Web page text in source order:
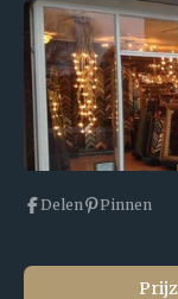
Delen Pinnen